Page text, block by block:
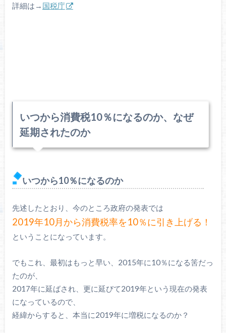
詳細は→ 国税庁
いつから消費税10％になるのか、なぜ
延期されたのか
いつから10％になるのか
先述したとおり、今のところ政府の発表では
2019年10月から消費税率を10％に引き上げる！
ということになっています。
でもこれ、最初はもっと早い、2015年に10％になる筈だっ
たのが、
2017年に延ばされ、更に延びて2019年という現在の発表
になっているので、
経緯からすると、本当に2019年に増税になるのか？